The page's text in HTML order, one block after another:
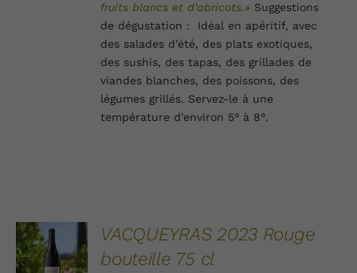
fruits blancs et d'abricots.» Suggestions
de dégustation : Idéal en apéritif, avec
des salades d’été, des plats exotiques,
des sushis, des tapas, des grillades de
viandes blanches, des poissons, des
légumes grillés. Servez-le à une
température d'environ 5° à 8°.
AJOUTER
AU
PANIER
VACQUEYRAS 2023 Rouge
bouteille 75 cl